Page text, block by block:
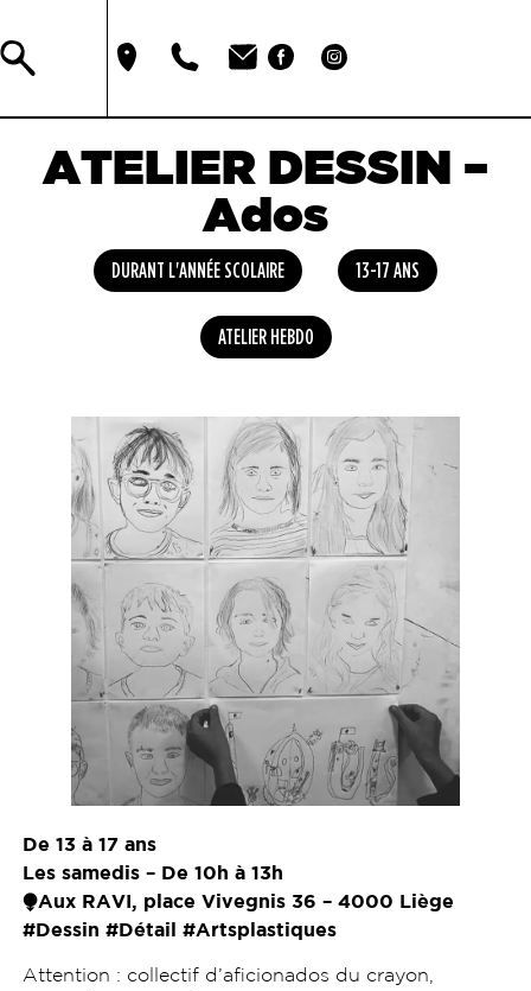
ATELIER DESSIN –
Ados
DURANT L'ANNÉE SCOLAIRE 13-17 ANS
ATELIER HEBDO
De 13 à 17 ans
Les samedis – De 10h à 13h
⧭Aux RAVI, place Vivegnis 36 – 4000 Liège
#Dessin #Détail #Artsplastiques
Attention : collectif d’aficionados du crayon,